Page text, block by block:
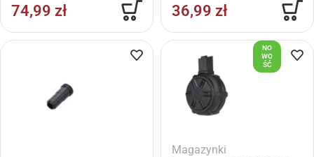
74,99 zł 36,99 zł
NO
WO
ŚĆ
Magazynki